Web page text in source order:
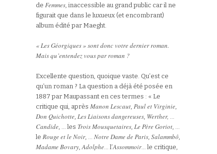
de Femmes, inaccessible au grand public car il ne
figurait que dans le luxueux (et encombrant)
album édité par Maeght.
« Les Géorgiques » sont donc votre dernier roman.
Mais qu’entendez vous par roman ?
Excellente question, quoique vaste. Qu’est ce
qu’un roman ? La question a déjà été posée en
1887 par Maupassant en ces termes : « Le
critique qui, après Manon Lescaut, Paul et Virginie,
Don Quichotte, Les Liaisons dangereuses, Werther, …
Candide, … les Trois Mousquetaires, Le Père Goriot, …
le Rouge et le Noir, … Notre Dame de Paris, Salammbô,
Madame Bovary,Adolphe… l’Assommoir… le critique,